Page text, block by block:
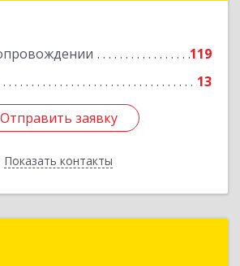
119
13
Отправить заявку
Показать контакты
Отправить заявку
Назад